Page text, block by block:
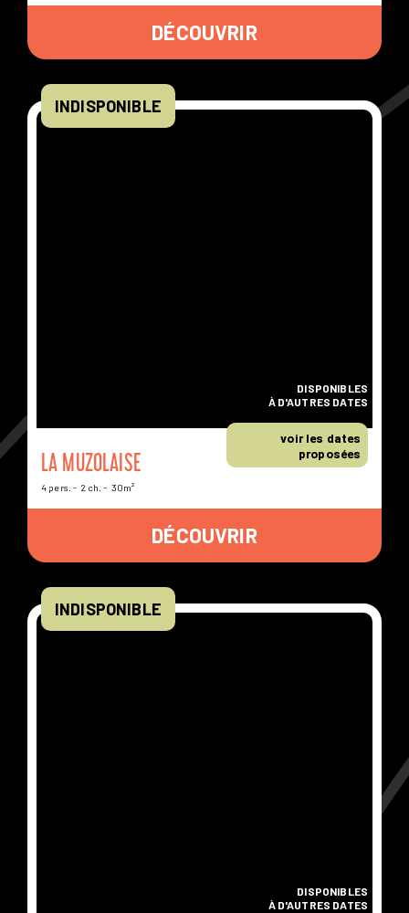
DÉCOUVRIR
INDISPONIBLE
LA MUZOLAISE
4 pers. 2 ch. 30m²
DISPONIBLES
À D'AUTRES DATES
voir les dates
proposées
DÉCOUVRIR
INDISPONIBLE
DISPONIBLES
À D'AUTRES DATES